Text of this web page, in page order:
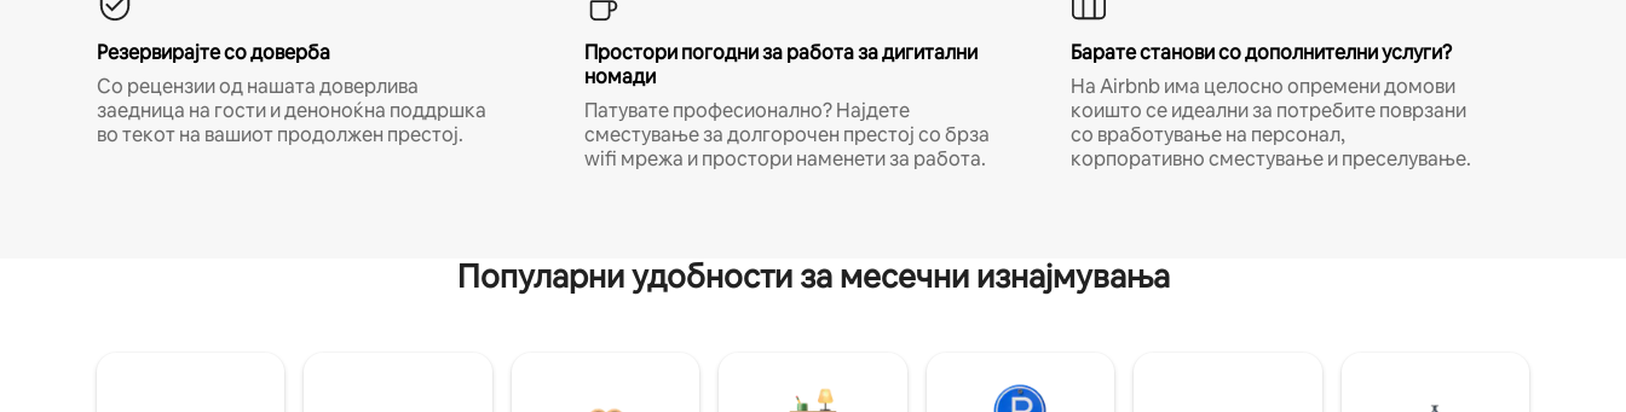
Резервирајте со доверба
Со рецензии од нашата доверлива
заедница на гости и деноноќна поддршка
во текот на вашиот продолжен престој.
Простори погодни за работа за дигитални
номади
Патувате професионално? Најдете
сместување за долгорочен престој со брза
wifi мрежа и простори наменети за работа.
Барате станови со дополнителни услуги?
На Airbnb има целосно опремени домови
коишто се идеални за потребите поврзани
со вработување на персонал,
корпоративно сместување и преселување.
Популарни удобности за месечни изнајмувања